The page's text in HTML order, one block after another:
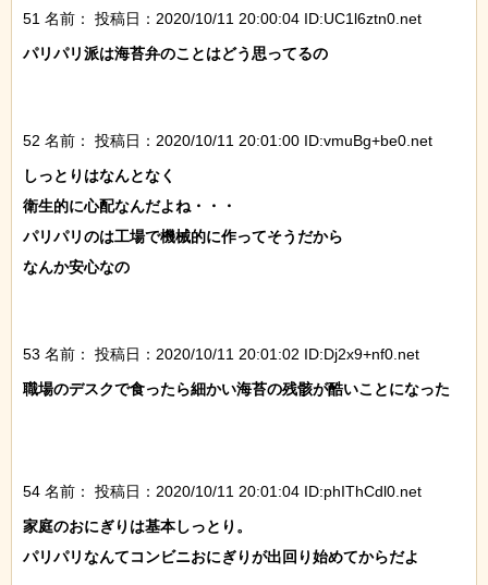
51 名前：
投稿日：2020/10/11 20:00:04 ID:UC1l6ztn0.net
パリパリ派は海苔弁のことはどう思ってるの
52 名前：
投稿日：2020/10/11 20:01:00 ID:vmuBg+be0.net
しっとりはなんとなく
衛生的に心配なんだよね・・・
パリパリのは工場で機械的に作ってそうだから
なんか安心なの
53 名前：
投稿日：2020/10/11 20:01:02 ID:Dj2x9+nf0.net
職場のデスクで食ったら細かい海苔の残骸が酷いことになった
54 名前：
投稿日：2020/10/11 20:01:04 ID:phIThCdl0.net
家庭のおにぎりは基本しっとり。
パリパリなんてコンビニおにぎりが出回り始めてからだよ